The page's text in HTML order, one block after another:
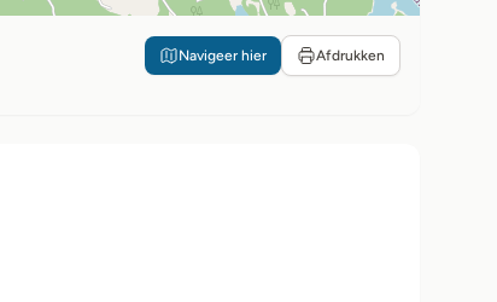
Navigeer hier Afdrukken